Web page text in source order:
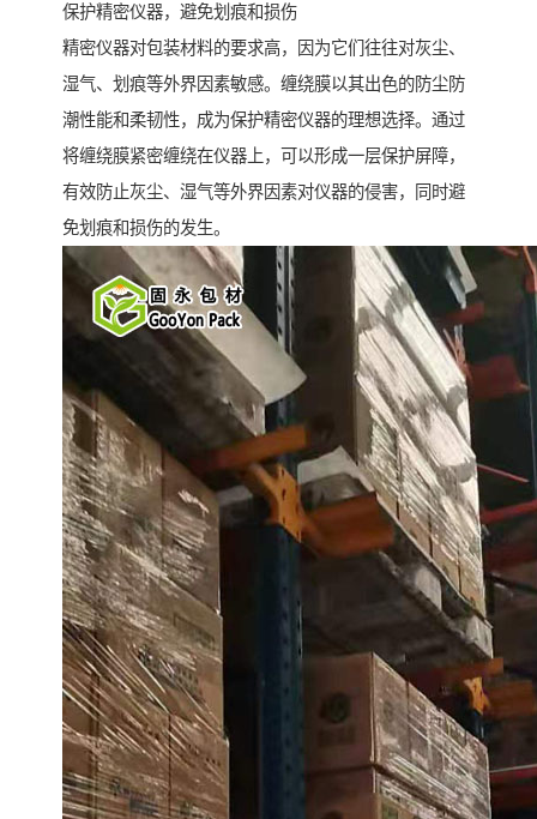
保护精密仪器，避免划痕和损伤
精密仪器对包装材料的要求高，因为它们往往对灰尘、
湿气、划痕等外界因素敏感。缠绕膜以其出色的防尘防
潮性能和柔韧性，成为保护精密仪器的理想选择。通过
将缠绕膜紧密缠绕在仪器上，可以形成一层保护屏障，
有效防止灰尘、湿气等外界因素对仪器的侵害，同时避
免划痕和损伤的发生。